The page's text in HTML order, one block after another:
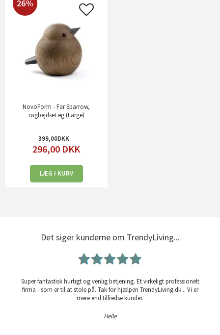
26%
NovoForm - Far Sparrow,
røgbejdset eg (Large)
399,00
296,00 DKK
LÆG I KURV
Det siger kunderne om TrendyLiving...
Super fantastisk hurtigt og venlig betjening. Et virkeligt professionelt
firma - som er til at stole på. Tak for hjælpen TrendyLiving.dk... Vi er
mere end tilfredse kunder.
Helle